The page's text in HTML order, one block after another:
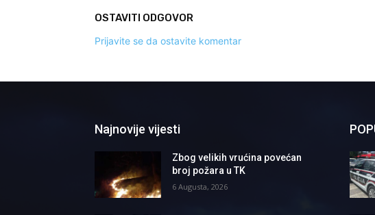
OSTAVITI ODGOVOR
Prijavite se da ostavite komentar
Najnovije vijesti
Zbog velikih vrućina povećan
broj požara u TK
6 Augusta, 2026